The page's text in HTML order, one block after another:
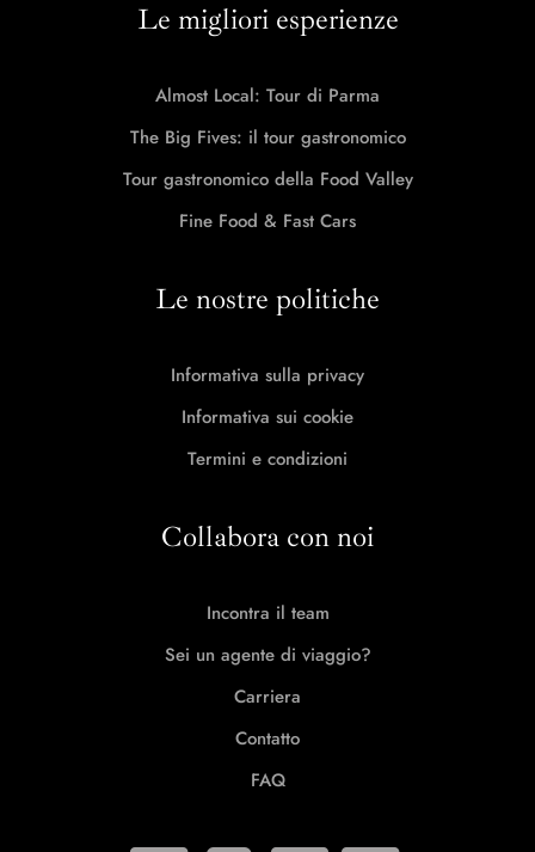
Le migliori esperienze
Almost Local: Tour di Parma
The Big Fives: il tour gastronomico
Tour gastronomico della Food Valley
Fine Food & Fast Cars
Le nostre politiche
Informativa sulla privacy
Informativa sui cookie
Termini e condizioni
Collabora con noi
Incontra il team
Sei un agente di viaggio?
Carriera
Contatto
FAQ